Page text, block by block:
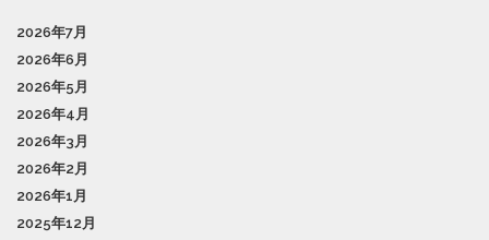
2026年7月
2026年6月
2026年5月
2026年4月
2026年3月
2026年2月
2026年1月
2025年12月